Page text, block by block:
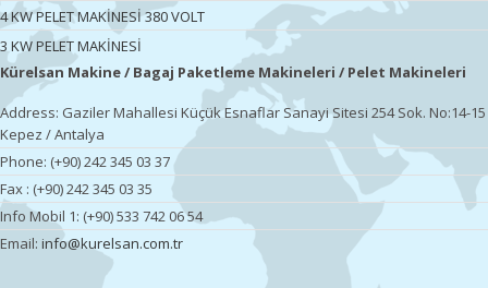
4 KW PELET MAKİNESİ 380 VOLT
3 KW PELET MAKİNESİ
Kürelsan Makine / Bagaj Paketleme Makineleri / Pelet Makineleri
Address: Gaziler Mahallesi Küçük Esnaflar Sanayi Sitesi 254 Sok. No:14-15
Kepez / Antalya
Phone: (+90) 242 345 03 37
Fax : (+90) 242 345 03 35
Info Mobil 1: (+90) 533 742 06 54
Email: info@kurelsan.com.tr